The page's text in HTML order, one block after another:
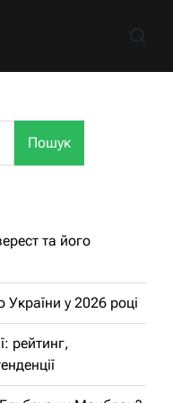
Пошук
та його
у 2026 році
рейтинг,